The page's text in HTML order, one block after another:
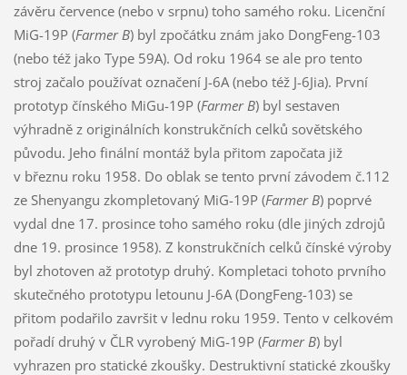
závěru července (nebo v srpnu) toho samého roku. Licenční
MiG-19P (Farmer B) byl zpočátku znám jako DongFeng-103
(nebo též jako Type 59A). Od roku 1964 se ale pro tento
stroj začalo používat označení J-6A (nebo též J-6Jia). První
prototyp čínského MiGu-19P (Farmer B) byl sestaven
výhradně z originálních konstrukčních celků sovětského
původu. Jeho finální montáž byla přitom započata již
v březnu roku 1958. Do oblak se tento první závodem č.112
ze Shenyangu zkompletovaný MiG-19P (Farmer B) poprvé
vydal dne 17. prosince toho samého roku (dle jiných zdrojů
dne 19. prosince 1958). Z konstrukčních celků čínské výroby
byl zhotoven až prototyp druhý. Kompletaci tohoto prvního
skutečného prototypu letounu J-6A (DongFeng-103) se
přitom podařilo završit v lednu roku 1959. Tento v celkovém
pořadí druhý v ČLR vyrobený MiG-19P (Farmer B) byl
vyhrazen pro statické zkoušky. Destruktivní statické zkoušky